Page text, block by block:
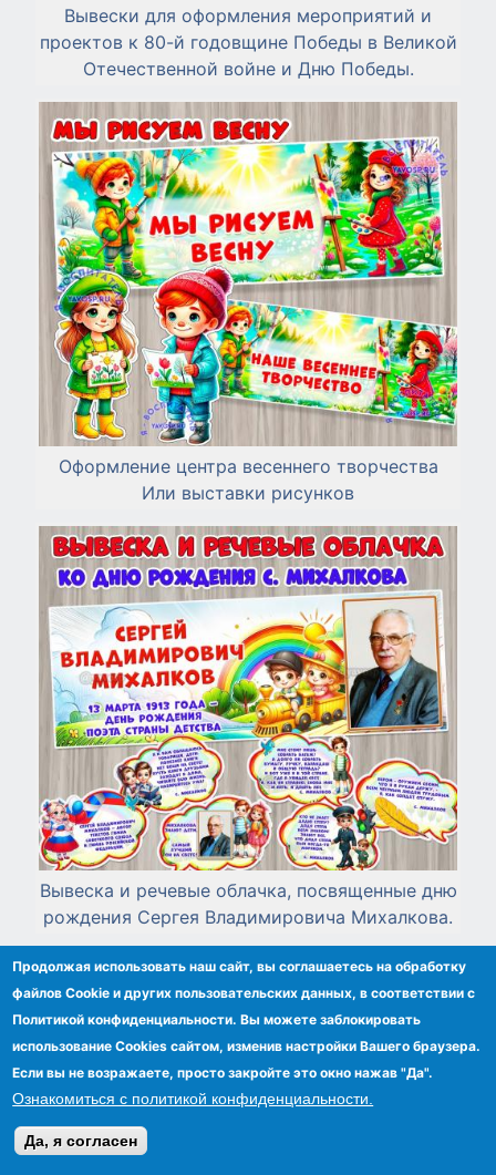
Вывески для оформления мероприятий и
проектов к 80-й годовщине Победы в Великой
Отечественной войне и Дню Победы.
Оформление центра весеннего творчества
Или выставки рисунков
Вывеска и речевые облачка, посвященные дню
рождения Сергея Владимировича Михалкова.
Продолжая использовать наш сайт, вы соглашаетесь на обработку
файлов Сookie и других пользовательских данных, в соответствии с
Политикой конфиденциальности. Вы можете заблокировать
использование Cookies сайтом, изменив настройки Вашего браузера.
Если вы не возражаете, просто закройте это окно нажав "Да".
Ознакомиться с политикой конфиденциальности.
Да, я согласен